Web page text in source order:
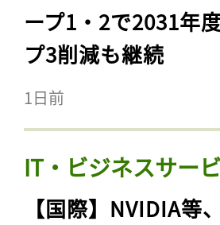
ープ1・2で2031年
プ3削減も継続
1日前
IT・ビジネスサー
【国際】NVIDIA等